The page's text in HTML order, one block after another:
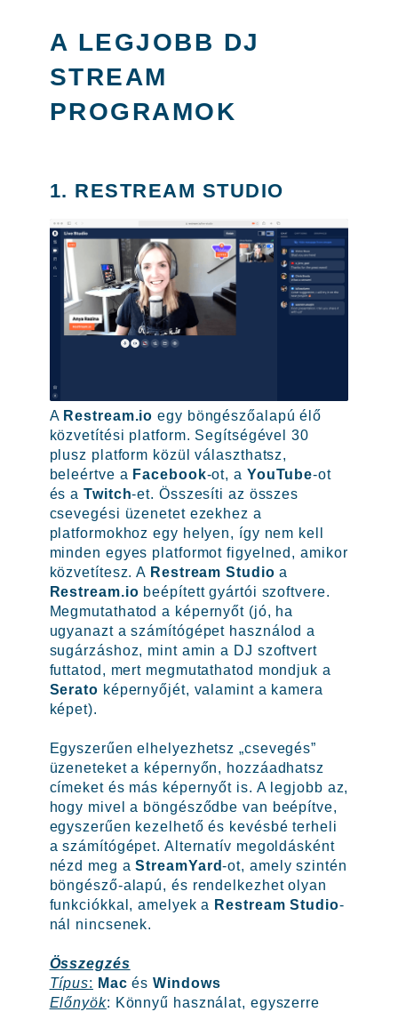
A LEGJOBB DJ
STREAM
PROGRAMOK
1. RESTREAM STUDIO
A Restream.io egy böngészőalapú élő
közvetítési platform. Segítségével 30
plusz platform közül választhatsz,
beleértve a Facebook-ot, a YouTube-ot
és aTwitch-et. Összesíti az összes
csevegési üzenetet ezekhez a
platformokhoz egy helyen, így nem kell
minden egyes platformot figyelned, amikor
közvetítesz. A Restream Studio a
Restream.io beépített gyártói szoftvere.
Megmutathatod a képernyőt (jó, ha
ugyanazt a számítógépet használod a
sugárzáshoz, mint amin a DJ szoftvert
futtatod, mert megmutathatod mondjuk a
Serato képernyőjét, valamint a kamera
képet).
Egyszerűen elhelyezhetsz „csevegés”
üzeneteket a képernyőn, hozzáadhatsz
címeket és más képernyőt is. A legjobb az,
hogy mivel a böngésződbe van beépítve,
egyszerűen kezelhető és kevésbé terheli
a számítógépet. Alternatív megoldásként
nézd meg aStreamYard-ot, amely szintén
böngésző-alapú, és rendelkezhet olyan
funkciókkal, amelyek a Restream Studio-
nál nincsenek.
Összegzés
Típus: Mac ésWindows
Előnyök: Könnyű használat, egyszerre